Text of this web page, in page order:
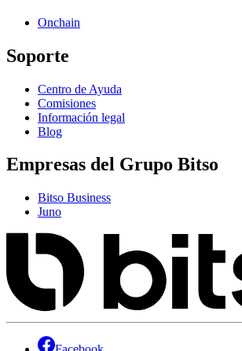
Onchain
Soporte
Centro de Ayuda
Comisiones
Información legal
Blog
Empresas del Grupo Bitso
Bitso Business
Juno